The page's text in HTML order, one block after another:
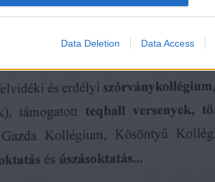
Data Deletion Data Access